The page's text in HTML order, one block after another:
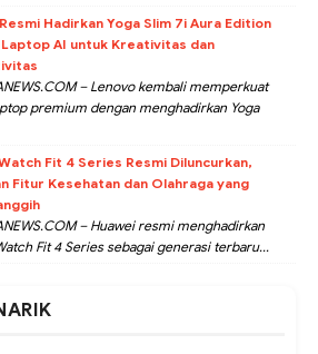
Hadirkan Yoga Slim 7i Aura Edition
Laptop AI untuk Kreativitas dan
– Lenovo kembali memperkuat
premium dengan menghadirkan Yoga
Fit 4 Series Resmi Diluncurkan,
Fitur Kesehatan dan Olahraga yang
– Huawei resmi menghadirkan
Fit 4 Series sebagai generasi terbaru...